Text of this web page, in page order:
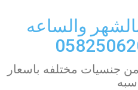
والساعه
جنسيات مختلفه باسعار